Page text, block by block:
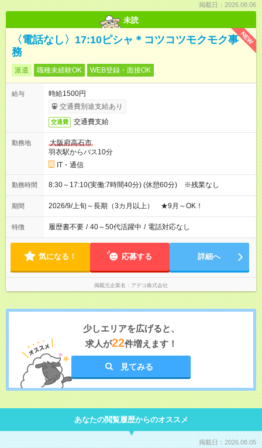
掲載日：2026.08.06
未読
NEW
〈電話なし〉17:10ピシャ＊コツコツモクモク事
務
派遣 職種未経験OK WEB登録・面接OK
給与
時給1500円
交通費別途支給あり
交通費 交通費支給
勤務地
大阪府高石市
羽衣駅からバス10分
IT・通信
勤務時間 8:30～17:10(実働:7時間40分) (休憩60分) ※残業なし
期間 2026/9/上旬～長期（3カ月以上） ★9月～OK！
特徴 履歴書不要 / 40～50代活躍中 / 電話対応なし
気になる！ 応募する 詳細へ
掲載元企業名 アデコ株式会社
少しエリアを広げると、
求人が22件増えます！
見てみる
あなたの閲覧履歴からのオススメ
掲載日：2026.08.05